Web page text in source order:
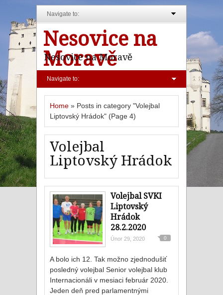
Navigate to:
Nesovice na
Moravě
Nesovice na Moravě
Navigate to:
Home » Posts in category "Volejbal
Liptovský Hrádok" (Page 4)
Volejbal
Liptovský Hrádok
Volejbal SVKI
Liptovský
Hrádok
28.2.2020
Únor 29, 2020 0
A bolo ich 12. Tak možno zjednodušiť
posledný volejbal Senior volejbal klub
Internacionáli v mesiaci február 2020.
Jeden deň pred parlamentnými